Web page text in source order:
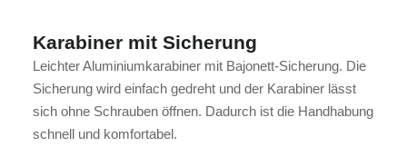
Karabiner mit Sicherung
Leichter Aluminiumkarabiner mit Bajonett-Sicherung. Die
Sicherung wird einfach gedreht und der Karabiner lässt
sich ohne Schrauben öffnen. Dadurch ist die Handhabung
schnell und komfortabel.